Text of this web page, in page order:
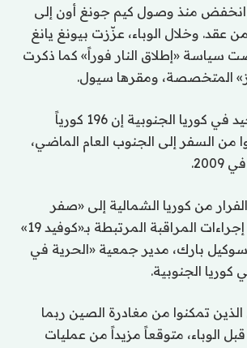
انخفض منذ وصول كيم جونغ أون إلى
عقد. وخلال الوباء، عزّزت بيونغ يانغ
سياسة «إطلاق النار فوراً» كما ذكرت
المتخصصة، ومقرها سيول.
وتقول وزارة التوحيد في كوريا الجنوبية إن 196 كورياً
من السفر إلى الجنوب العام الماضي،
من كوريا الشمالية إلى «صفر
تقريباً» بعد فرض إجراءات المراقبة المرتبطة بـ«كوفيد 19»
حسب سوكيل بارك، مدير جمعية «الحرية في
كوريا الجنوبية.
الذين تمكنوا من مغادرة الصين ربما
الوباء، متوقعاً مزيداً من عمليات